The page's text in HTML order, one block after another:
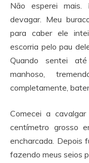
Não esperei
devagar. Meu
para caber ele
escorria pelo pau
Quando sentei
manhoso,
completamente,
Comecei a
centímetro grosso
encharcada. Depois
fazendo meus seios